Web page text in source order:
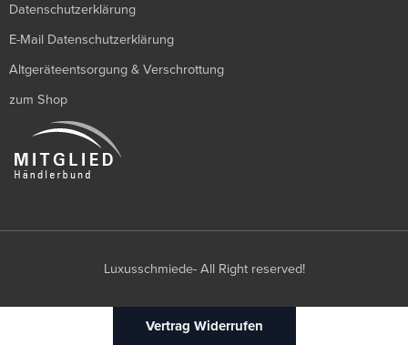
Datenschutzerklärung
E-Mail Datenschutzerklärung
Altgeräteentsorgung & Verschrottung
zum Shop
Luxusschmiede- All Right reserved!
Vertrag Widerrufen